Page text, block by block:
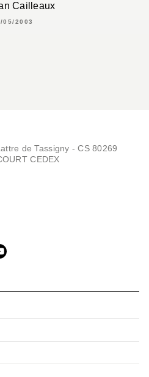
Cailleaux
05/2003
de Tassigny - CS 80269
CEDEX